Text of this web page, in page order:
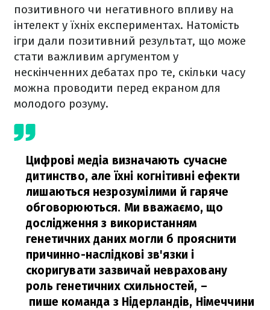
позитивного чи негативного впливу на
інтелект у їхніх експериментах. Натомість
ігри дали позитивний результат, що може
стати важливим аргументом у
нескінченних дебатах про те, скільки часу
можна проводити перед екраном для
молодого розуму.
Цифрові медіа визначають сучасне
дитинство, але їхні когнітивні ефекти
лишаються незрозумілими й гаряче
обговорюються. Ми вважаємо, що
дослідження з використанням
генетичних даних могли б прояснити
причинно-наслідкові зв'язки і
скоригувати зазвичай невраховану
роль генетичних схильностей, –
пише команда з Нідерландів, Німеччини